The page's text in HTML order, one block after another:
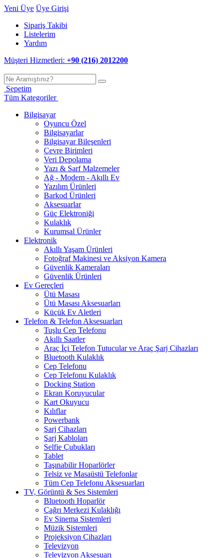
Yeni Üye Üye Girişi
Sipariş Takibi
Listelerim
Yardım
Müşteri Hizmetleri: +90 (216) 2012200
Sepetim
Tüm Kategoriler
Bilgisayar
Oyuncu Özel
Bilgisayarlar
Bilgisayar Bileşenleri
Çevre Birimleri
Veri Depolama
Yazı & Sarf Malzemeler
Ağ - Modem - Akıllı Ev
Yazılım Ürünleri
Barkod Ürünleri
Aksesuarlar
Güç Elektroniği
Kulaklık
Kurumsal Ürünler
Elektronik
Akıllı Yaşam Ürünleri
Fotoğraf Makinesi ve Aksiyon Kamera
Güvenlik Kameraları
Güvenlik Ürünleri
Ev Gereçleri
Ütü Masası
Ütü Masası Aksesuarları
Küçük Ev Aletleri
Telefon & Telefon Aksesuarları
Tuşlu Cep Telefonu
Akıllı Saatler
Araç İçi Telefon Tutucular ve Araç Şarj Cihazları
Bluetooth Kulaklık
Cep Telefonu
Cep Telefonu Kulaklık
Docking Station
Ekran Koruyucular
Kart Okuyucu
Kılıflar
Powerbank
Şarj Cihazları
Şarj Kabloları
Selfie Çubukları
Tablet
Taşınabilir Hoparlörler
Telsiz ve Masaüstü Telefonlar
Tüm Cep Telefonu Aksesuarları
TV, Görüntü & Ses Sistemleri
Bluetooth Hoparlör
Çağrı Merkezi Kulaklığı
Ev Sinema Sistemleri
Müzik Sistemleri
Projeksiyon Cihazları
Televizyon
Televizyon Aksesuarı